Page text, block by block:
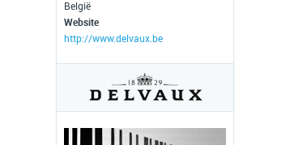
België
Website
http://www.delvaux.be